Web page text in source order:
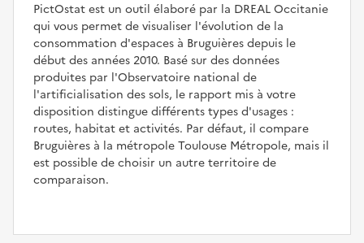
PictOstat est un outil élaboré par la DREAL Occitanie
qui vous permet de visualiser l'évolution de la
consommation d'espaces à Bruguières depuis le
début des années 2010. Basé sur des données
produites par l'Observatoire national de
l'artificialisation des sols, le rapport mis à votre
disposition distingue différents types d'usages :
routes, habitat et activités. Par défaut, il compare
Bruguières à la métropole Toulouse Métropole, mais il
est possible de choisir un autre territoire de
comparaison.